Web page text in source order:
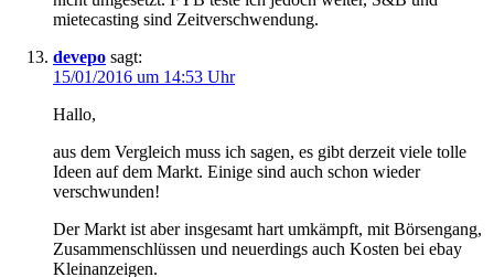
mietecasting sind Zeitverschwendung.
devepo sagt:
15/01/2016 um 14:53 Uhr
Hallo,
aus dem Vergleich muss ich sagen, es gibt derzeit viele tolle
Ideen auf dem Markt. Einige sind auch schon wieder
verschwunden!
Der Markt ist aber insgesamt hart umkämpft, mit Börsengang,
Zusammenschlüssen und neuerdings auch Kosten bei ebay
Kleinanzeigen.